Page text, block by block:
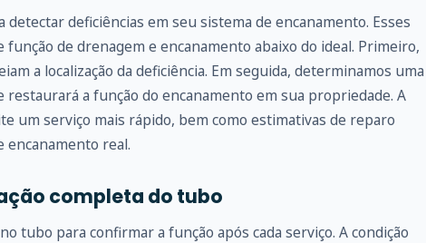
detectar deficiências em seu sistema de encanamento. Esses
de drenagem e encanamento abaixo do ideal. Primeiro,
a localização da deficiência. Em seguida, determinamos uma
a função do encanamento em sua propriedade. A
um serviço mais rápido, bem como estimativas de reparo
encanamento real.
completa do tubo
tubo para confirmar a função após cada serviço. A condição